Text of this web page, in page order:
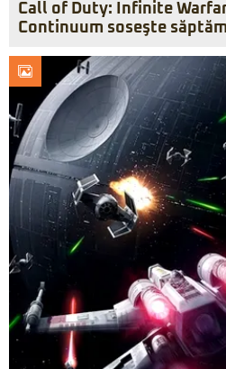
Call of Duty: Infinite
Continuum soseşte